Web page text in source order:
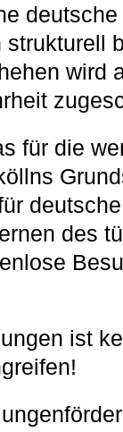
wird
für die
des
ist